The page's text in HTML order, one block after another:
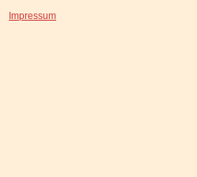
Impressum